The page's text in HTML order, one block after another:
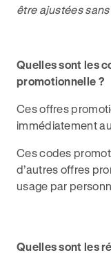
être ajustées
Quelles sont les
promotionnelle ?
Ces offres
immédiatement
Ces codes
d’autres offres
usage par
Quelles sont les